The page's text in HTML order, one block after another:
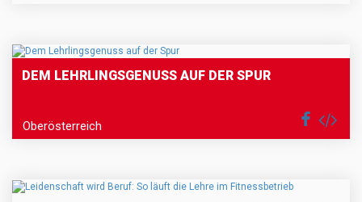
DEM LEHRLINGSGENUSS AUF DER SPUR
Oberösterreich